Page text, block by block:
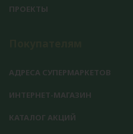
ПРОЕКТЫ
АДРЕСА СУПЕРМАРКЕТОВ
ИНТЕРНЕТ-МАГАЗИН
КАТАЛОГ АКЦИЙ